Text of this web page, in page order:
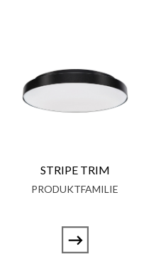
STRIPE TRIM
PRODUKTFAMILIE